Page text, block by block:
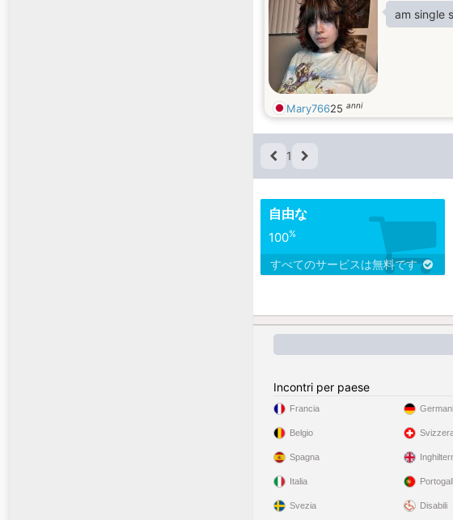
am single
Mary76625 anni
1
自由な
100%
すべてのサービスは無料です
Incontri per paese
Francia
Belgio
Spagna
Italia
Svezia Disabili